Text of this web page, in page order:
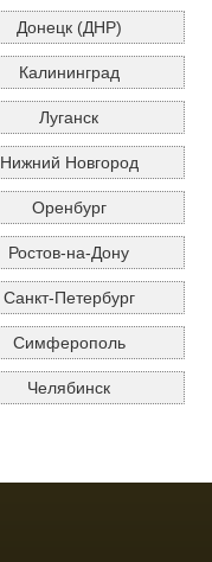
Донецк (ДНР)
Калининград
Луганск
Нижний Новгород
Оренбург
Ростов-на-Дону
Санкт-Петербург
Симферополь
Челябинск